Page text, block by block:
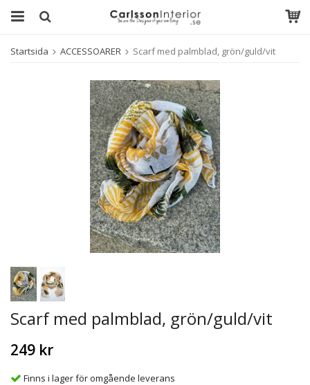
Startsida ACCESSOARER Scarf med palmblad, grön/guld/vit
Scarf med palmblad, grön/guld/vit
249 kr
Finns i lager för omgående leverans